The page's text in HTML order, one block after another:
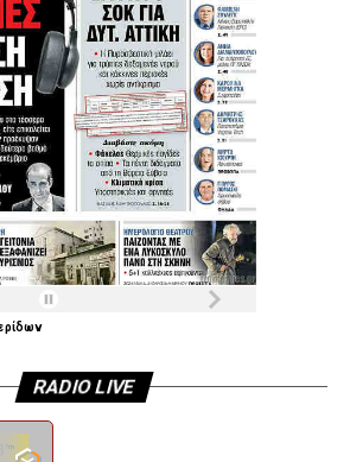
Δημάρχου Αγίας Βαρβάρας:
RADIO LIVE